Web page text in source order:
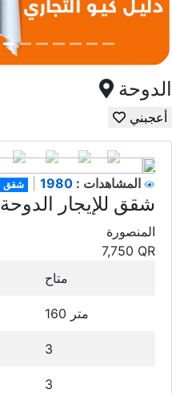
الدوحة
أعجبني
شقق المشاهدات :
شقق للإيجار الدوحة
المنصورة
7,750 QR
متاح
160 متر
3
3